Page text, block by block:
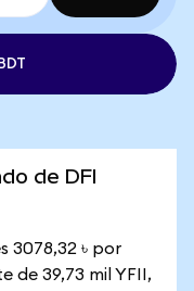
de DFI
3078,32 ৳ por
de 39,73 mil YFII,